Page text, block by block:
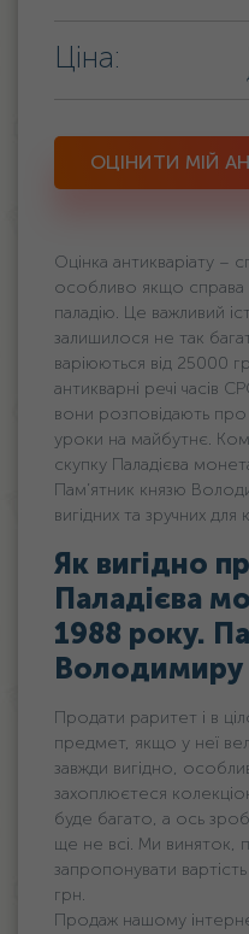
Ціна:
ОЦІНИТИ МІЙ
Оцінка антикваріату –
особливо якщо справа
паладію. Це важливий
залишилося не так
варіюються від 25000
антикварні речі часів
вони розповідають про
уроки на майбутнє.
скупку Паладієва
Пам’ятник князю
вигідних та зручних для
Як вигідно
Паладієва
1988 року.
Володимиру
Продати раритет і в
предмет, якщо у неї
завжди вигідно,
захоплюєтеся
буде багато, а ось
ще не всі. Ми виняток,
запропонувати
грн.
Продаж нашому